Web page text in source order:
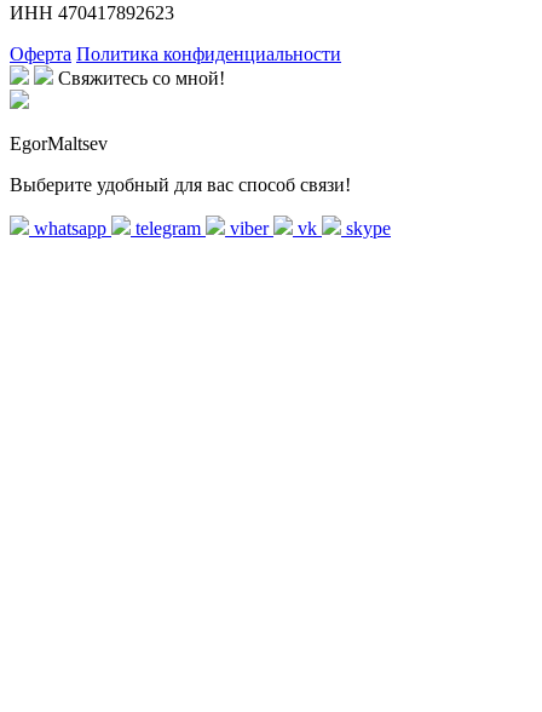
ИНН 470417892623
Оферта Политика конфиденциальности
Свяжитесь со мной!
EgorMaltsev
Выберите удобный для вас способ связи!
whatsapp telegram viber vk skype